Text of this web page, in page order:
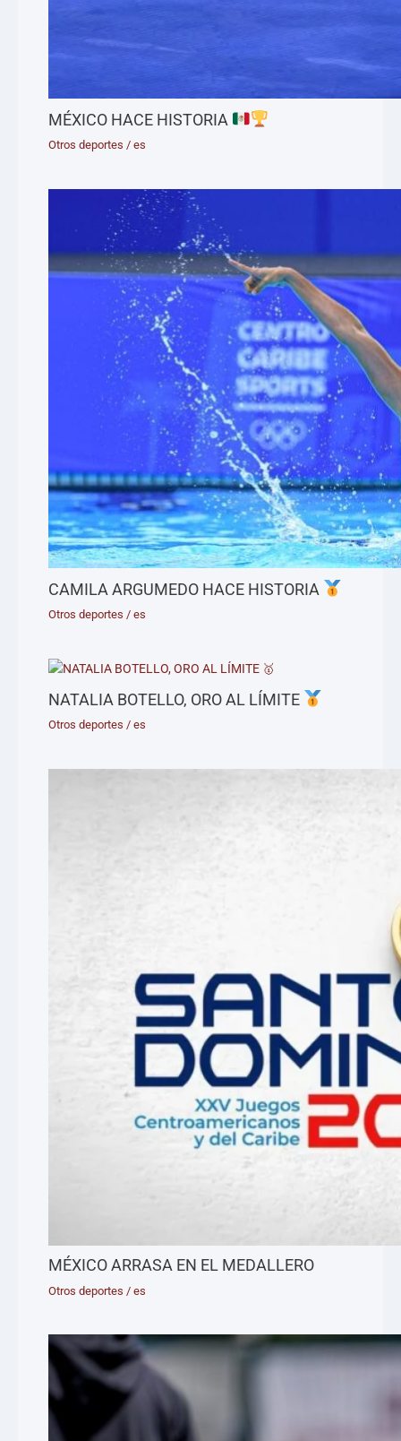
MÉXICO HACE HISTORIA
Otros deportes /es
CAMILA ARGUMEDO HACE HISTORIA
Otros deportes /es
NATALIA BOTELLO, ORO AL LÍMITE
Otros deportes /es
MÉXICO ARRASA EN EL MEDALLERO
Otros deportes /es